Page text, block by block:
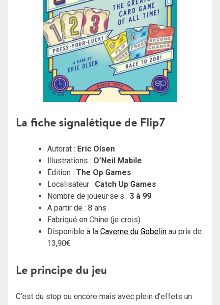
La fiche signalétique de Flip7
Autorat : Eric Olsen
Illustrations : O’Neil Mabile
Édition : The Op Games
Localisateur : Catch Up Games
Nombre de joueur·se·s : 3 à 99
A partir de : 8 ans
Fabriqué en Chine (je crois)
Disponible à la Caverne du Gobelin au prix de
13,90€
Le principe du jeu
C’est du stop ou encore mais avec plein d’effets un